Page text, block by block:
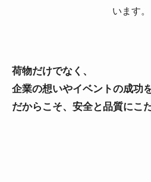
います。
荷物だけでなく、
企業の想いやイベントの成功
だからこそ、安全と品質にこ